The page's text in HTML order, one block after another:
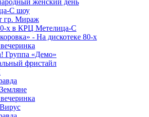
женский день
С шоу
гр. Мираж
х в КРЦ Метелица-С
- На дискотеке 80-х
Группа «Демо»
фристайл